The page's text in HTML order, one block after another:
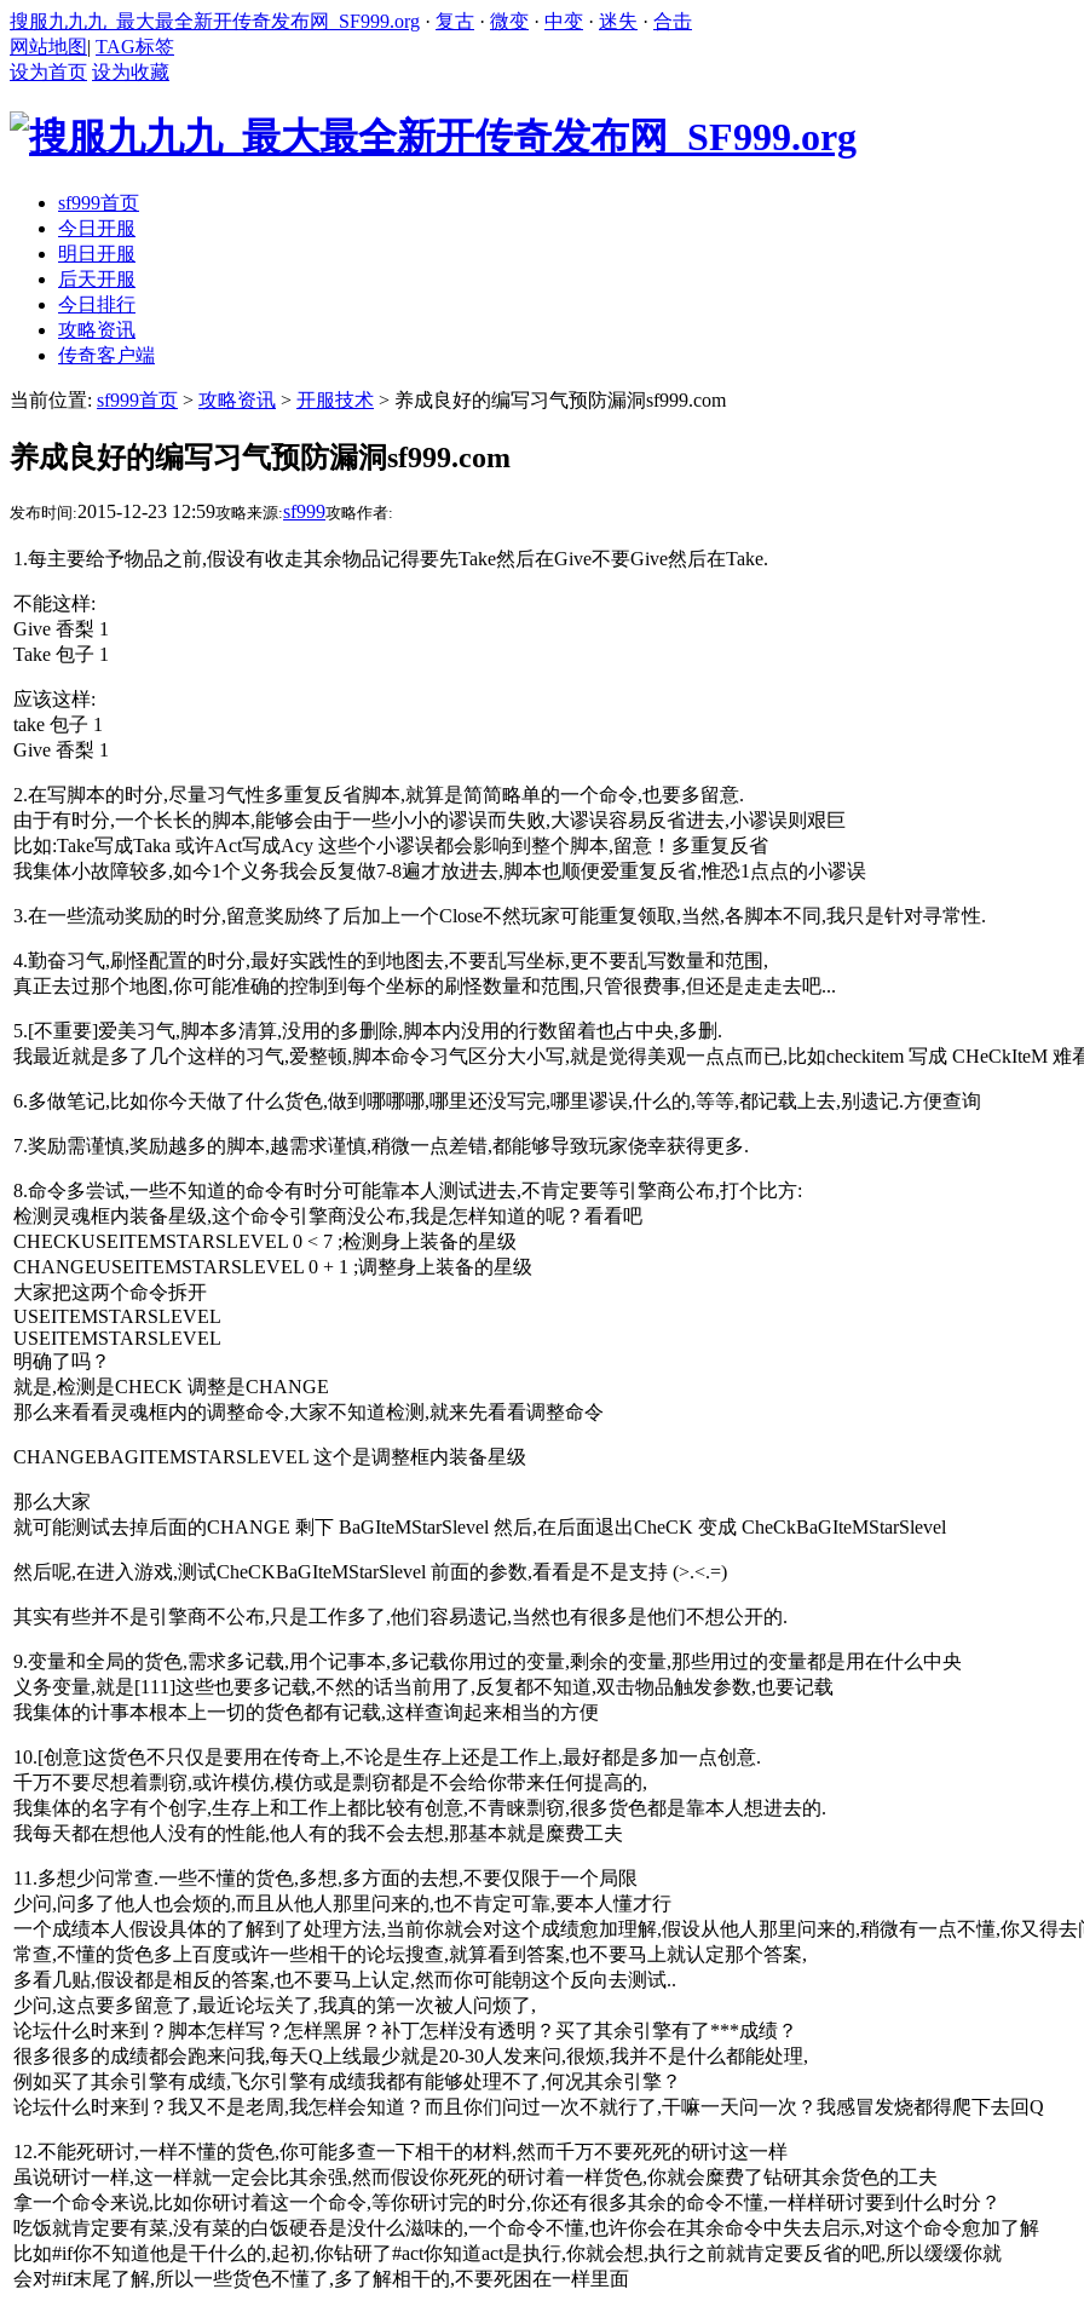
搜服九九九_最大最全新开传奇发布网_SF999.org · 复古 · 微变 · 中变 · 迷失 · 合击
网站地图| TAG标签
设为首页 设为收藏
sf999首页
今日开服
明日开服
后天开服
今日排行
攻略资讯
传奇客户端
当前位置: sf999首页 > 攻略资讯 > 开服技术 > 养成良好的编写习气预防漏洞sf999.com
养成良好的编写习气预防漏洞sf999.com
发布时间:2015-12-23 12:59攻略来源:sf999攻略作者:
1.每主要给予物品之前,假设有收走其余物品记得要先Take然后在Give不要Give然后在Take.
不能这样:
Give 香梨 1
Take 包子 1
应该这样:
take 包子 1
Give 香梨 1
2.在写脚本的时分,尽量习气性多重复反省脚本,就算是简简略单的一个命令,也要多留意.
由于有时分,一个长长的脚本,能够会由于一些小小的谬误而失败,大谬误容易反省进去,小谬误则艰巨
比如:Take写成Taka 或许Act写成Acy 这些个小谬误都会影响到整个脚本,留意！多重复反省
我集体小故障较多,如今1个义务我会反复做7-8遍才放进去,脚本也顺便爱重复反省,惟恐1点点的小谬误
3.在一些流动奖励的时分,留意奖励终了后加上一个Close不然玩家可能重复领取,当然,各脚本不同,我只是针对寻常性.
4.勤奋习气,刷怪配置的时分,最好实践性的到地图去,不要乱写坐标,更不要乱写数量和范围,
真正去过那个地图,你可能准确的控制到每个坐标的刷怪数量和范围,只管很费事,但还是走走去吧...
5.[不重要]爱美习气,脚本多清算,没用的多删除,脚本内没用的行数留着也占中央,多删.
我最近就是多了几个这样的习气,爱整顿,脚本命令习气区分大小写,就是觉得美观一点点而已,比如checkitem 写成 CHeCkIteM 难
6.多做笔记,比如你今天做了什么货色,做到哪哪哪,哪里还没写完,哪里谬误,什么的,等等,都记载上去,别遗记.方便查询
7.奖励需谨慎,奖励越多的脚本,越需求谨慎,稍微一点差错,都能够导致玩家侥幸获得更多.
8.命令多尝试,一些不知道的命令有时分可能靠本人测试进去,不肯定要等引擎商公布,打个比方:
检测灵魂框内装备星级,这个命令引擎商没公布,我是怎样知道的呢？看看吧
CHECKUSEITEMSTARSLEVEL 0 < 7 ;检测身上装备的星级
CHANGEUSEITEMSTARSLEVEL 0 + 1 ;调整身上装备的星级
大家把这两个命令拆开
USEITEMSTARSLEVEL
USEITEMSTARSLEVEL
明确了吗？
就是,检测是CHECK 调整是CHANGE
那么来看看灵魂框内的调整命令,大家不知道检测,就来先看看调整命令
CHANGEBAGITEMSTARSLEVEL 这个是调整框内装备星级
那么大家
就可能测试去掉后面的CHANGE 剩下 BaGIteMStarSlevel 然后,在后面退出CheCK 变成 CheCkBaGIteMStarSlevel
然后呢,在进入游戏,测试CheCKBaGIteMStarSlevel 前面的参数,看看是不是支持 (>.<.=)
其实有些并不是引擎商不公布,只是工作多了,他们容易遗记,当然也有很多是他们不想公开的.
9.变量和全局的货色,需求多记载,用个记事本,多记载你用过的变量,剩余的变量,那些用过的变量都是用在什么中央
义务变量,就是[111]这些也要多记载,不然的话当前用了,反复都不知道,双击物品触发参数,也要记载
我集体的计事本根本上一切的货色都有记载,这样查询起来相当的方便
10.[创意]这货色不只仅是要用在传奇上,不论是生存上还是工作上,最好都是多加一点创意.
千万不要尽想着剽窃,或许模仿,模仿或是剽窃都是不会给你带来任何提高的,
我集体的名字有个创字,生存上和工作上都比较有创意,不青睐剽窃,很多货色都是靠本人想进去的.
我每天都在想他人没有的性能,他人有的我不会去想,那基本就是糜费工夫
11.多想少问常查.一些不懂的货色,多想,多方面的去想,不要仅限于一个局限
少问,问多了他人也会烦的,而且从他人那里问来的,也不肯定可靠,要本人懂才行
一个成绩本人假设具体的了解到了处理方法,当前你就会对这个成绩愈加理解,假设从他人那里问来的,稍微有一点不懂,你又得去
常查,不懂的货色多上百度或许一些相干的论坛搜查,就算看到答案,也不要马上就认定那个答案,
多看几贴,假设都是相反的答案,也不要马上认定,然而你可能朝这个反向去测试..
少问,这点要多留意了,最近论坛关了,我真的第一次被人问烦了,
论坛什么时来到？脚本怎样写？怎样黑屏？补丁怎样没有透明？买了其余引擎有了***成绩？
很多很多的成绩都会跑来问我,每天Q上线最少就是20-30人发来问,很烦,我并不是什么都能处理,
例如买了其余引擎有成绩,飞尔引擎有成绩我都有能够处理不了,何况其余引擎？
论坛什么时来到？我又不是老周,我怎样会知道？而且你们问过一次不就行了,干嘛一天问一次？我感冒发烧都得爬下去回Q
12.不能死研讨,一样不懂的货色,你可能多查一下相干的材料,然而千万不要死死的研讨这一样
虽说研讨一样,这一样就一定会比其余强,然而假设你死死的研讨着一样货色,你就会糜费了钻研其余货色的工夫
拿一个命令来说,比如你研讨着这一个命令,等你研讨完的时分,你还有很多其余的命令不懂,一样样研讨要到什么时分？
吃饭就肯定要有菜,没有菜的白饭硬吞是没什么滋味的,一个命令不懂,也许你会在其余命令中失去启示,对这个命令愈加了解
比如#if你不知道他是干什么的,起初,你钻研了#act你知道act是执行,你就会想,执行之前就肯定要反省的吧,所以缓缓你就
会对#if末尾了解,所以一些货色不懂了,多了解相干的,不要死困在一样里面